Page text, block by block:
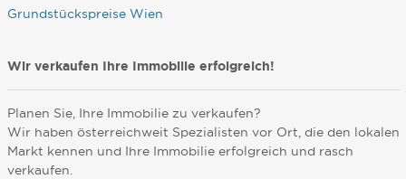
Grundstückspreise Wien
Wir verkaufen Ihre Immobilie erfolgreich!
Planen Sie, Ihre Immobilie zu verkaufen?
Wir haben österreichweit Spezialisten vor Ort, die den lokalen
Markt kennen und Ihre Immobilie erfolgreich und rasch
verkaufen.